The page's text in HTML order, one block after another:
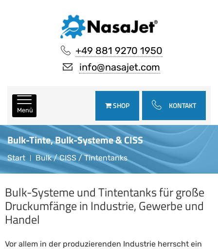
+49 881 9270 1950
info@nasajet.com
Menü KONTAKT
SHOP
Bulk-Tinte, Bulk-Systeme & CISS
Start Bulk / CISS / Tintentanks
Bulk-Systeme und Tintentanks für große
Druckumfänge in Industrie, Gewerbe und
Handel
Vor allem in der produzierenden Industrie herrscht ein